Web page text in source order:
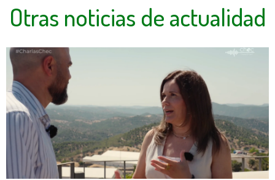
Otras noticias de actualidad